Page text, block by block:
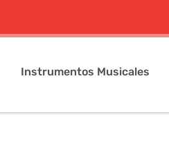
Instrumentos Musicales